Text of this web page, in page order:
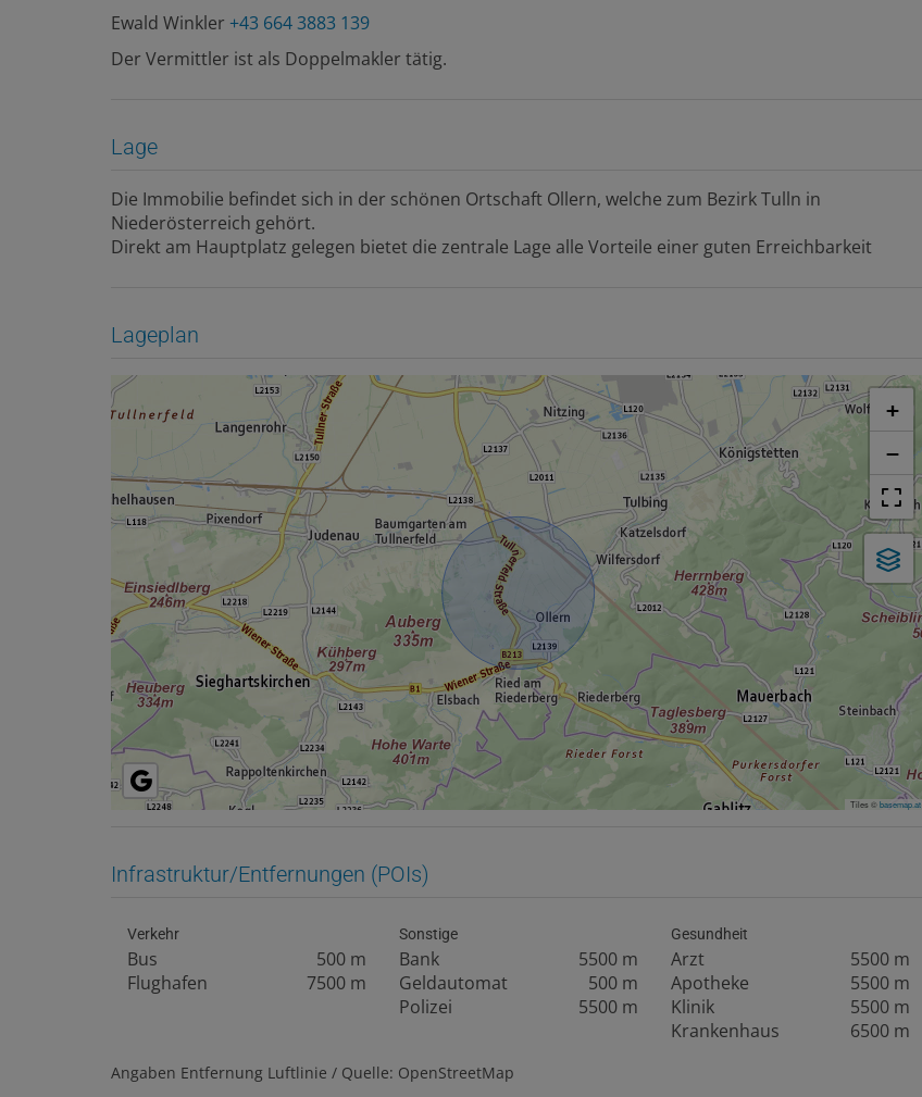
Ewald Winkler +43 664 3883 139
Der Vermittler ist als Doppelmakler tätig.
Lage
Die Immobilie befindet sich in der schönen Ortschaft Ollern, welche zum Bezirk Tulln in
Niederösterreich gehört.
Direkt am Hauptplatz gelegen bietet die zentrale Lage alle Vorteile einer guten Erreichbarkeit
Lageplan
+
−
Tiles ©basemap.at
Infrastruktur/Entfernungen (POIs)
Verkehr
Bus
500 m
Flughafen
7500 m
Sonstige
Bank
5500 m
Geldautomat
500 m
Polizei
5500 m
Gesundheit
Arzt
5500 m
Apotheke
5500 m
Klinik
5500 m
Krankenhaus
6500 m
Angaben Entfernung Luftlinie / Quelle: OpenStreetMap